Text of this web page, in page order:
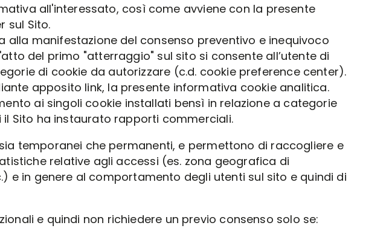
all'interessato, così come avviene con la presente
sul Sito.
alla manifestazione del consenso preventivo e inequivoco
del primo "atterraggio" sul sito si consente all’utente di
di cookie da autorizzare (c.d. cookie preference center).
apposito link, la presente informativa cookie analitica.
ai singoli cookie installati bensì in relazione a categorie
Sito ha instaurato rapporti commerciali.
temporanei che permanenti, e permettono di raccogliere e
relative agli accessi (es. zona geografica di
e in genere al comportamento degli utenti sul sito e quindi di
e quindi non richiedere un previo consenso solo se: